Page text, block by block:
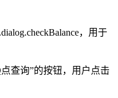
，用于
查询”的按钮，用户点击